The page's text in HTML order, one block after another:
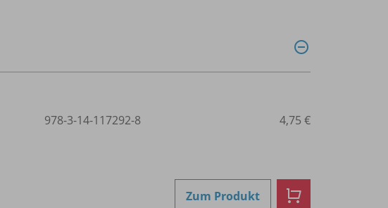
978-3-14-117292-8 4,75 €
Zum Produkt